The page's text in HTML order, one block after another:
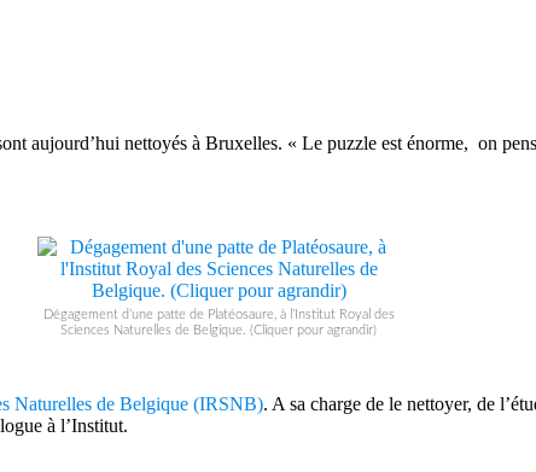
aujourd’hui nettoyés à Bruxelles. « Le puzzle est énorme, on
Dégagement d’une patte de Platéosaure, à l’Institut Royal des
Sciences Naturelles de Belgique. (Cliquer pour agrandir)
Naturelles de Belgique (IRSNB). A sa charge de le nettoyer, de
à l’Institut.